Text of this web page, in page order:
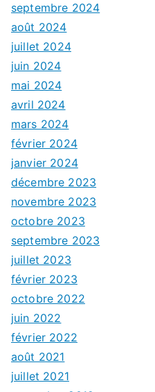
septembre 2024
août 2024
juillet 2024
juin 2024
mai 2024
avril 2024
mars 2024
février 2024
janvier 2024
décembre 2023
novembre 2023
octobre 2023
septembre 2023
juillet 2023
février 2023
octobre 2022
juin 2022
février 2022
août 2021
juillet 2021